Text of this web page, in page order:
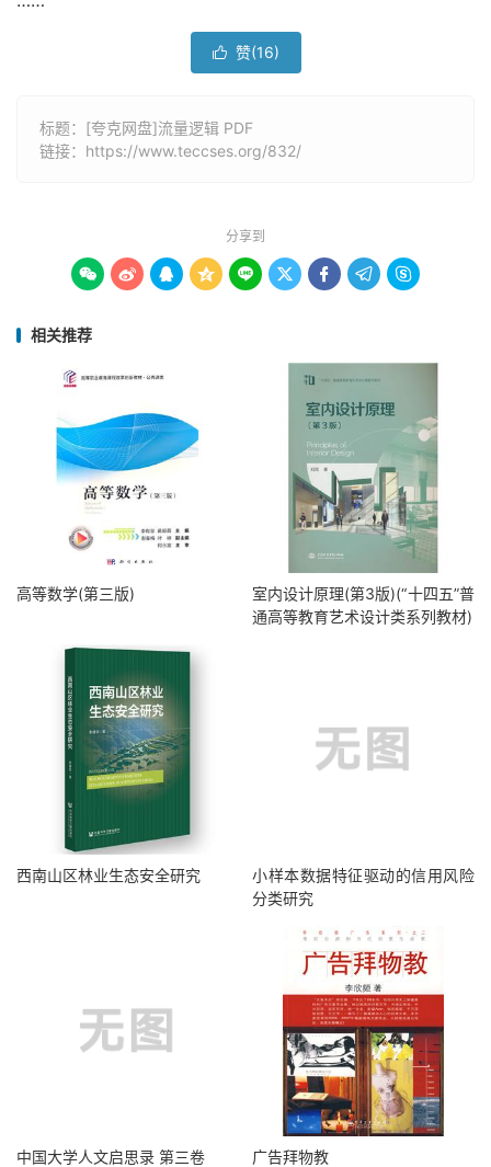
 赞(16)
标题：[夸克网盘]流量逻辑 PDF
链接： https://www.teccses.org/832/
分享到
        
相关推荐
高等数学(第三版)
室内设计原理(第3版)(“十四五”普
通高等教育艺术设计类系列教材)
西南山区林业生态安全研究
小样本数据特征驱动的信用风险
分类研究
中国大学人文启思录 第三卷 广告拜物教